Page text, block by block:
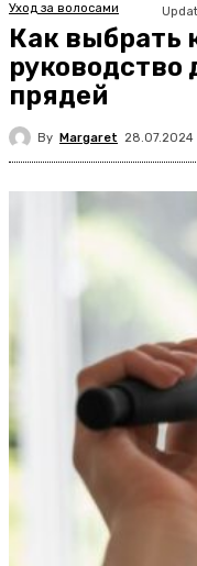
Уход за волосами
Как выбрать
руководство
прядей
By Margaret 28.07.2024